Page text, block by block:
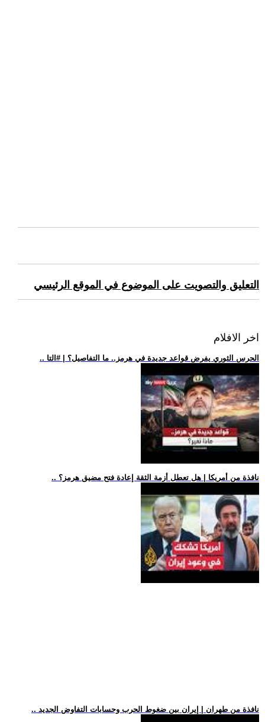
التعليق والتصويت على الموضوع في الموقع الرئيسي
اخر الافلام
.. الحرس الثوري يفرض قواعد جديدة في هرمز.. ما التفاصيل؟ | #التا
.. نافذة من أمريكا | هل تعطل أزمة الثقة إعادة فتح مضيق هرمز؟
.. نافذة من طهران | إيران بين ضغوط الحرب وحسابات التفاوض الجديد